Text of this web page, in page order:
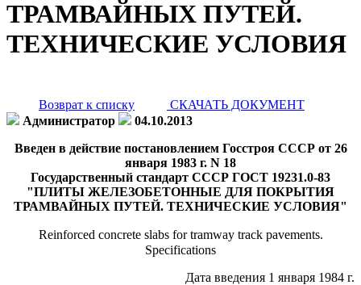
ТРАМВАЙНЫХ ПУТЕЙ.
ТЕХНИЧЕСКИЕ УСЛОВИЯ
Возврат к списку
СКАЧАТЬ ДОКУМЕНТ
Администратор
04.10.2013
Введен в действие постановлением Госстроя СССР от 26
января 1983 г. N 18
Государственный стандарт СССР ГОСТ 19231.0-83
"ПЛИТЫ ЖЕЛЕЗОБЕТОННЫЕ ДЛЯ ПОКРЫТИЯ
ТРАМВАЙНЫХ ПУТЕЙ. ТЕХНИЧЕСКИЕ УСЛОВИЯ"
Reinforced concrete slabs for tramway track pavements.
Specifications
Дата введения 1 января 1984 г.